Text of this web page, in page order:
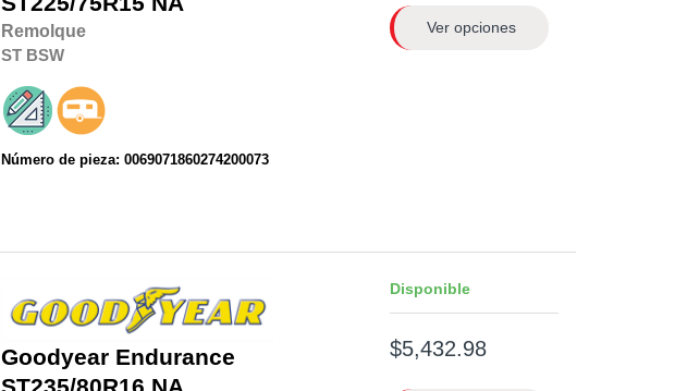
Remolque
ST BSW
Número de pieza: 0069071860274200073
Ver opciones
Goodyear Endurance
Disponible
$5,432.98